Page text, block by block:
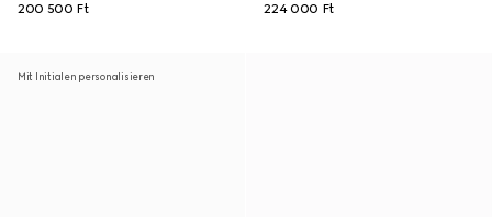
200 500 Ft
224 000 Ft
Mit Initialen personalisieren